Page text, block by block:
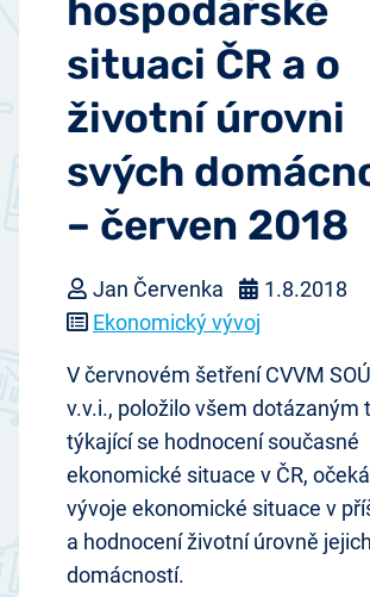
hospodářské
situaci ČR a o
životní úrovni
svých
– červen 2018
Jan Červenka
1.8.2018
Ekonomický vývoj
V červnovém šetření CVVM
v.v.i., položilo všem dotázaným
týkající se hodnocení současné
ekonomické situace v ČR,
vývoje ekonomické situace v
a hodnocení životní úrovně jejich
domácností.